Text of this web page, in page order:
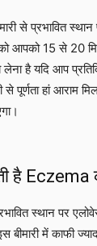
से प्रभावित
आपको 15 से 20
है यदि आप
से पूर्णता हां आराम
है Eczema
स्थान पर
बीमारी में काफी